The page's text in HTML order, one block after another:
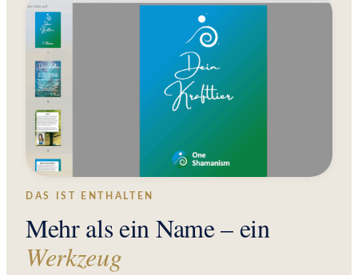
DAS IST ENTHALTEN
Mehr als ein Name – ein
Werkzeug